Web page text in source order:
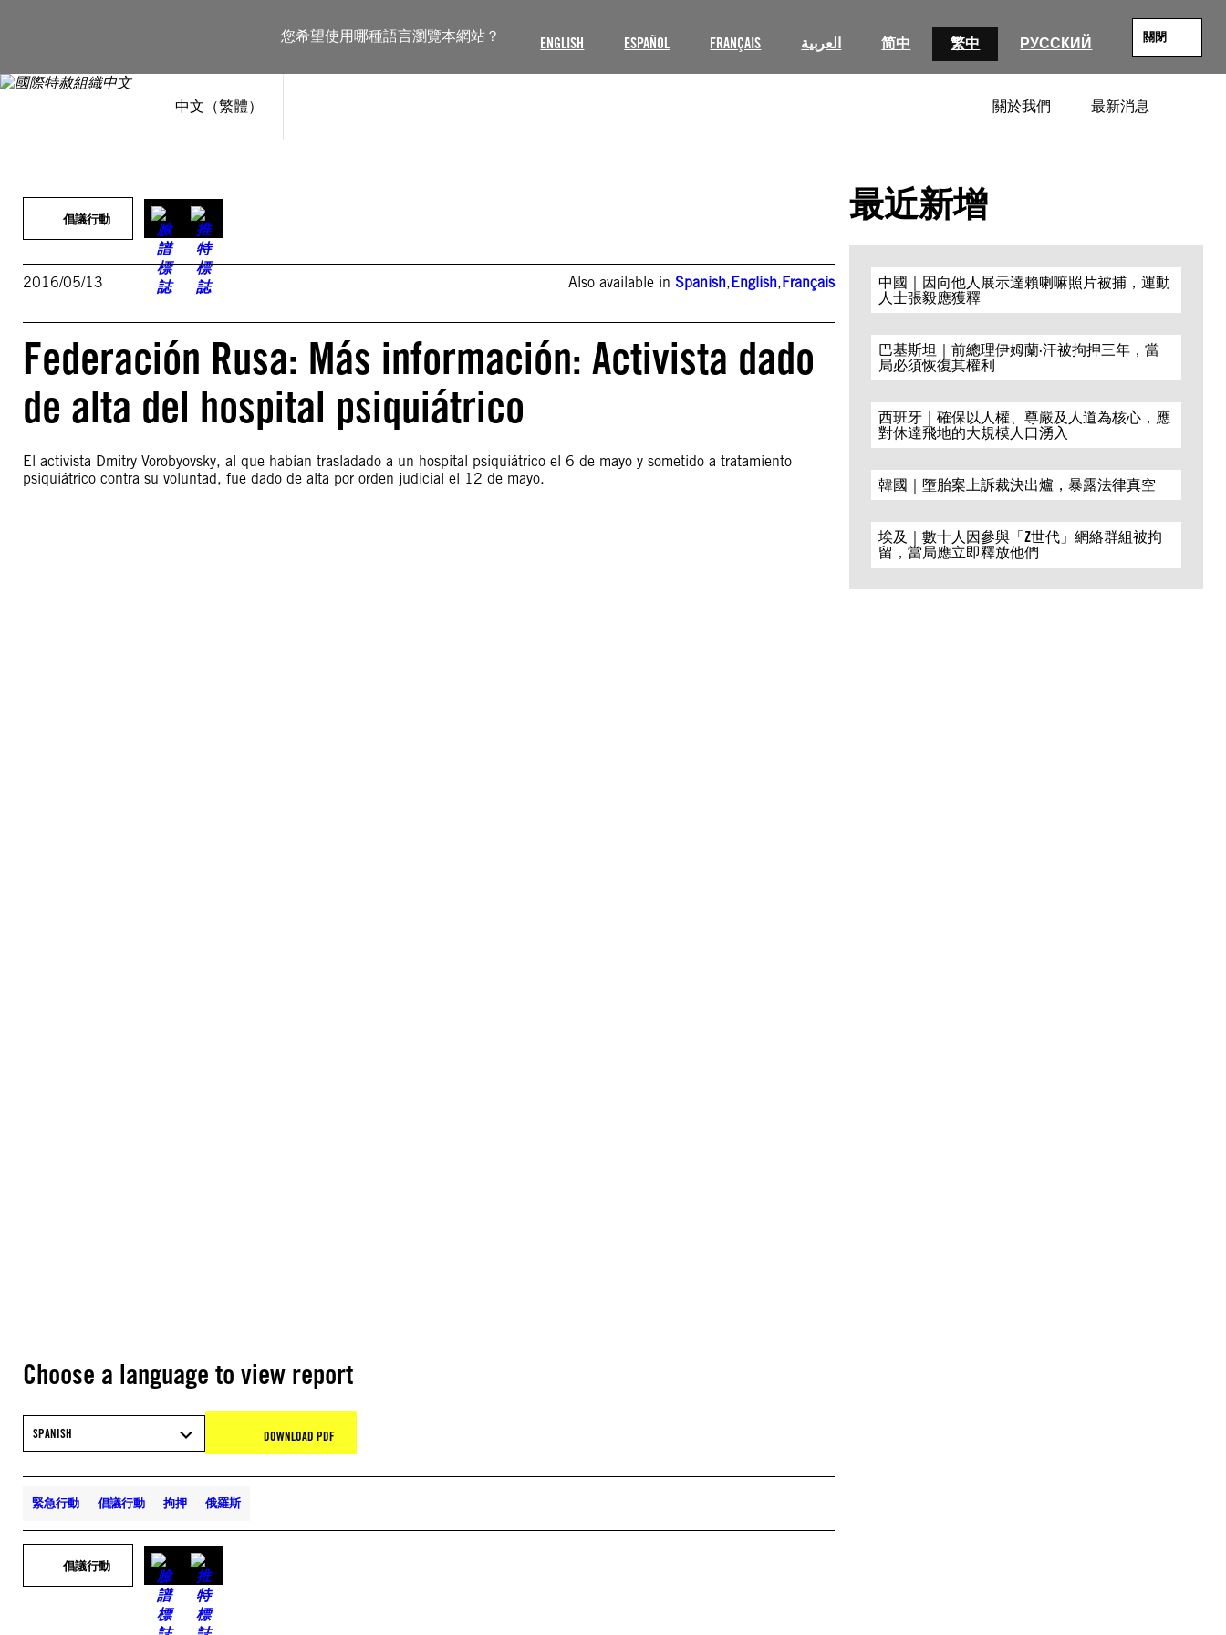
您希望使用哪種語言瀏覽本網站？ ENGLISH ESPAÑOL FRANÇAIS العربية 简中 繁中 РУССКИЙ 關閉
中文（繁體） 關於我們 最新消息
內
倡議行動
2016/05/13 Also available inSpanish,English,Français
Federación Rusa: Más información: Activista dado
de alta del hospital psiquiátrico
El activista Dmitry Vorobyovsky, al que habían trasladado a un hospital psiquiátrico el 6 de mayo y sometido a tratamiento
psiquiátrico contra su voluntad, fue dado de alta por orden judicial el 12 de mayo.
Choose a language to view report
SPANISH DOWNLOAD PDF
緊急行動 倡議行動 拘押 俄羅斯
倡議行動
最近新增
中國｜因向他人展示達賴喇嘛照片被捕，運動
人士張毅應獲釋
巴基斯坦｜前總理伊姆蘭·汗被拘押三年，當
局必須恢復其權利
西班牙｜確保以人權、尊嚴及人道為核心，應
對休達飛地的大規模人口湧入
韓國｜墮胎案上訴裁決出爐，暴露法律真空
埃及｜數十人因參與「Z世代」網絡群組被拘
留，當局應立即釋放他們